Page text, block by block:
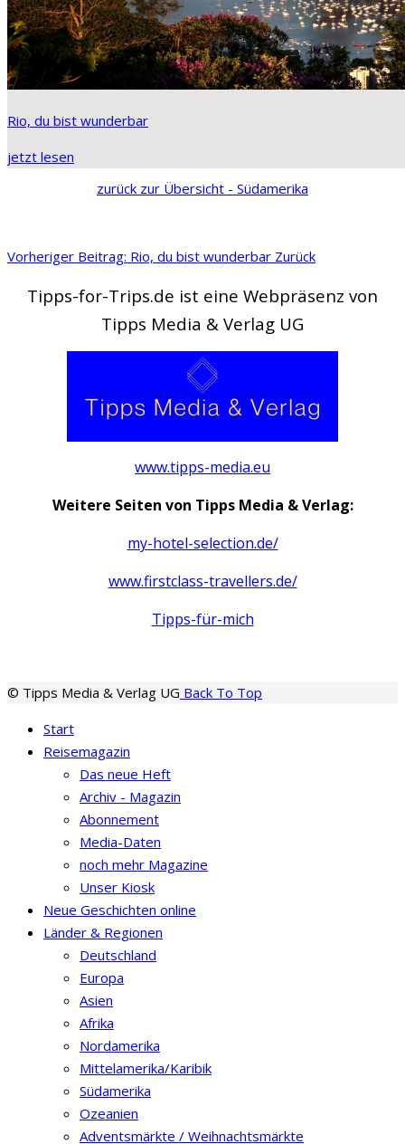
Rio, du bist wunderbar
jetzt lesen
zurück zur Übersicht - Südamerika
Vorheriger Beitrag: Rio, du bist wunderbar Zurück
Tipps-for-Trips.de ist eine Webpräsenz von
Tipps Media & Verlag UG
www.tipps-media.eu
Weitere Seiten von Tipps Media & Verlag:
my-hotel-selection.de/
www.firstclass-travellers.de/
Tipps-für-mich
© Tipps Media & Verlag UG Back To Top
Start
Reisemagazin
Das neue Heft
Archiv - Magazin
Abonnement
Media-Daten
noch mehr Magazine
Unser Kiosk
Neue Geschichten online
Länder & Regionen
Deutschland
Europa
Asien
Afrika
Nordamerika
Mittelamerika/Karibik
Südamerika
Ozeanien
Adventsmärkte / Weihnachtsmärkte